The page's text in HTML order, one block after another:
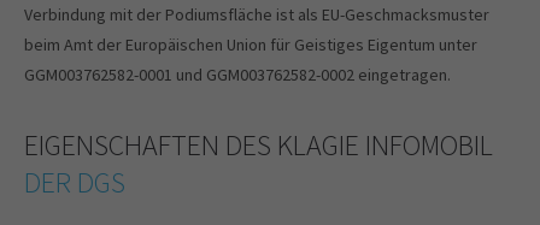
Verbindung mit der Podiumsfläche ist als EU-Geschmacksmuster
beim Amt der Europäischen Union für Geistiges Eigentum unter
GGM003762582-0001 und GGM003762582-0002 eingetragen.
EIGENSCHAFTEN DES KLAGIE INFOMOBIL
DER DGS